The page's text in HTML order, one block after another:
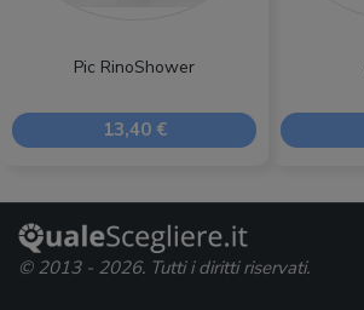
Pic RinoShower
13,40 €
© 2013 - 2026. Tutti i diritti riservati.